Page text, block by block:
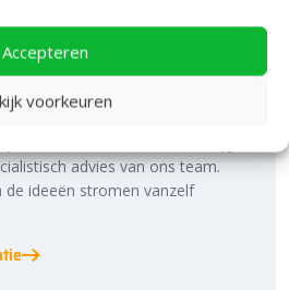
Accepteren
voorkeuren
in Heerde,
én buiten!
2.500 m² experience centre,
ontdek je de nieuwste
advies van ons team.
de ideeën stromen vanzelf